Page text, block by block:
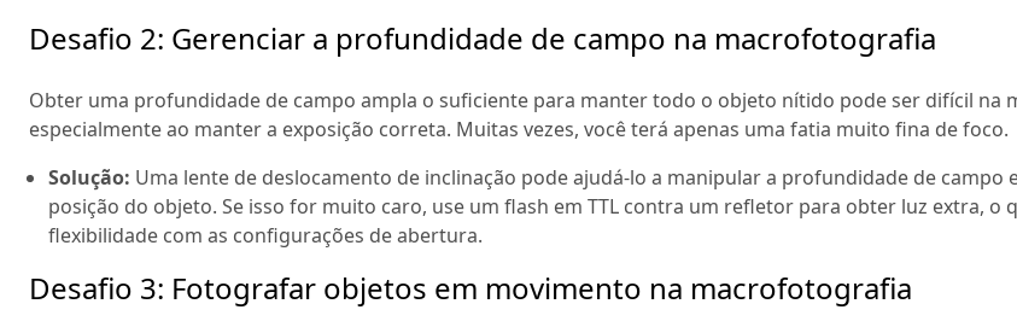
Desafio 2: Gerenciar a profundidade de campo na macrofotografia
Obter uma profundidade de campo ampla o suficiente para manter todo o objeto nítido pode ser difícil na
especialmente ao manter a exposição correta. Muitas vezes, você terá apenas uma fatia muito fina de foco.
Solução: Uma lente de deslocamento de inclinação pode ajudá-lo a manipular a profundidade de campo
posição do objeto. Se isso for muito caro, use um flash em TTL contra um refletor para obter luz extra, o
flexibilidade com as configurações de abertura.
Desafio 3: Fotografar objetos em movimento na macrofotografia